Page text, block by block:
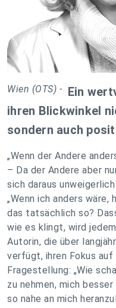
Wien (OTS) - Ein
ihren Blickwinkel
sondern auch
„Wenn der Andere
– Da der Andere aber
sich daraus
„Wenn ich anders
das tatsächlich so?
wie es klingt, wird
Autorin, die über
verfügt, ihren Fokus
Fragestellung: „Wie
zu nehmen, mich
so nahe an mich